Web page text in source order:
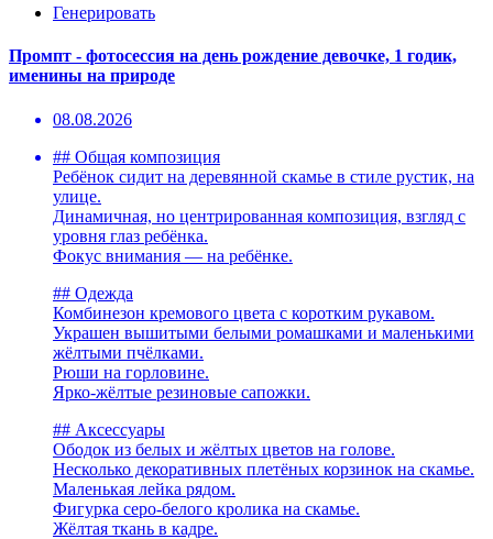
Генерировать
Промпт - фотосессия на день рождение девочке, 1 годик,
именины на природе
08.08.2026
## Общая композиция
Ребёнок сидит на деревянной скамье в стиле рустик, на
улице.
Динамичная, но центрированная композиция, взгляд с
уровня глаз ребёнка.
Фокус внимания — на ребёнке.
## Одежда
Комбинезон кремового цвета с коротким рукавом.
Украшен вышитыми белыми ромашками и маленькими
жёлтыми пчёлками.
Рюши на горловине.
Ярко-жёлтые резиновые сапожки.
## Аксессуары
Ободок из белых и жёлтых цветов на голове.
Несколько декоративных плетёных корзинок на скамье.
Маленькая лейка рядом.
Фигурка серо-белого кролика на скамье.
Жёлтая ткань в кадре.